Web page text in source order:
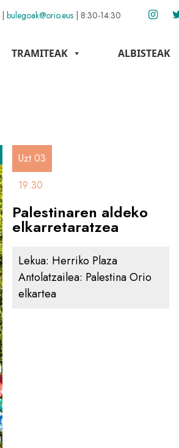
| bulegoak@orio.eus | 8:30-14:30
TRAMITEAK ALBISTEAK
Uzt 03
19:30
Palestinaren aldeko
elkarretaratzea
Lekua: Herriko Plaza
Antolatzailea: Palestina Orio
elkartea